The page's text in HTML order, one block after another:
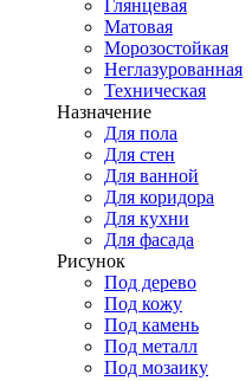
Глянцевая
Матовая
Морозостойкая
Неглазурованная
Техническая
Назначение
Для пола
Для стен
Для ванной
Для коридора
Для кухни
Для фасада
Рисунок
Под дерево
Под кожу
Под камень
Под металл
Под мозаику